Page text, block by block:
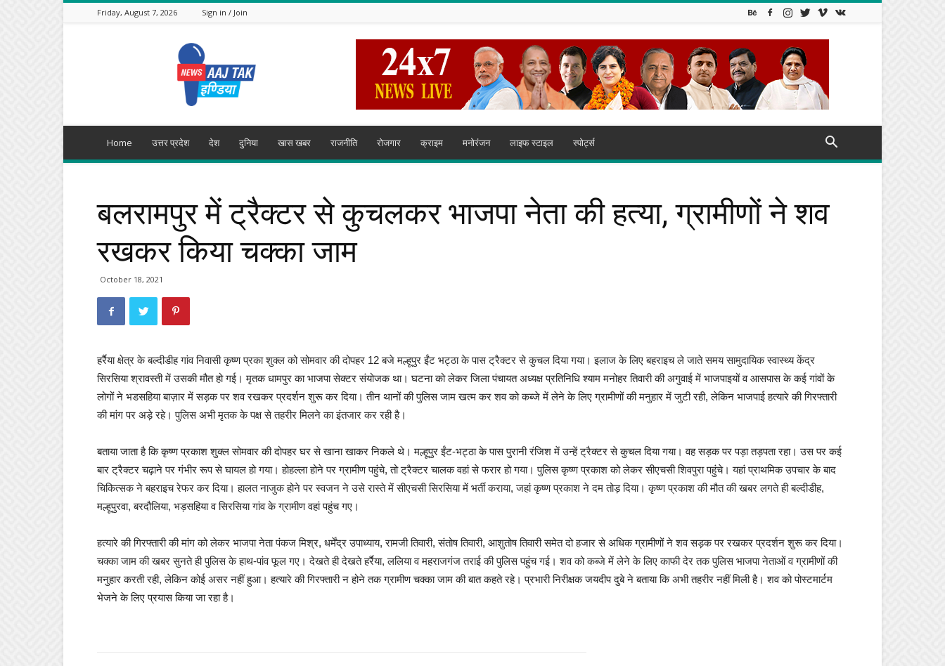
Friday, August 7, 2026 Sign in / Join
India
Home उत्तर प्रदेश देश दुनिया खास खबर राजनीति रोजगार क्राइम मनोरंजन लाइफ स्टाइल स्पोर्ट्स
बलरामपुर में ट्रैक्टर से कुचलकर भाजपा नेता की हत्या, ग्रामीणों ने शव
रखकर किया चक्का जाम
October 18, 2021
हर्रैया क्षेत्र के बल्दीडीह गांव निवासी कृष्ण प्रका शुक्ल को सोमवार की दोपहर 12 बजे मल्हूपुर ईंट भट्ठा के पास ट्रैक्टर से कुचल दिया गया। इलाज के लिए बहराइच ले जाते समय सामुदायिक स्वास्थ्य केंद्र
सिरसिया श्रावस्ती में उसकी मौत हो गई। मृतक धामपुर का भाजपा सेक्टर संयोजक था। घटना को लेकर जिला पंचायत अध्यक्ष प्रतिनिधि श्याम मनोहर तिवारी की अगुवाई में भाजपाइयों व आसपास के कई गांवों के
लोगों ने भडसहिया बाज़ार में सड़क पर शव रखकर प्रदर्शन शुरू कर दिया। तीन थानों की पुलिस जाम खत्म कर शव को कब्जे में लेने के लिए ग्रामीणों की मनुहार में जुटी रही, लेकिन भाजपाई हत्यारे की गिरफ्तारी
की मांग पर अड़े रहे। पुलिस अभी मृतक के पक्ष से तहरीर मिलने का इंतजार कर रही है।
बताया जाता है कि कृष्ण प्रकाश शुक्ल सोमवार की दोपहर घर से खाना खाकर निकले थे। मल्हूपुर ईंट-भट्ठा के पास पुरानी रंजिश में उन्हें ट्रैक्टर से कुचल दिया गया। वह सड़क पर पड़ा तड़पता रहा। उस पर कई
बार ट्रैक्टर चढ़ाने पर गंभीर रूप से घायल हो गया। होहल्ला होने पर ग्रामीण पहुंचे, तो ट्रैक्टर चालक वहां से फरार हो गया। पुलिस कृष्ण प्रकाश को लेकर सीएचसी शिवपुरा पहुंचे। यहां प्राथमिक उपचार के बाद
चिकित्सक ने बहराइच रेफर कर दिया। हालत नाजुक होने पर स्वजन ने उसे रास्ते में सीएचसी सिरसिया में भर्ती कराया, जहां कृष्ण प्रकाश ने दम तोड़ दिया। कृष्ण प्रकाश की मौत की खबर लगते ही बल्दीडीह,
मल्हूपुरवा, बरदौलिया, भड़सहिया व सिरसिया गांव के ग्रामीण वहां पहुंच गए।
हत्यारे की गिरफ्तारी की मांग को लेकर भाजपा नेता पंकज मिश्र, धर्मेंद्र उपाध्याय, रामजी तिवारी, संतोष तिवारी, आशुतोष तिवारी समेत दो हजार से अधिक ग्रामीणों ने शव सड़क पर रखकर प्रदर्शन शुरू कर दिया।
चक्का जाम की खबर सुनते ही पुलिस के हाथ-पांव फूल गए। देखते ही देखते हर्रैया, ललिया व महराजगंज तराई की पुलिस पहुंच गई। शव को कब्जे में लेने के लिए काफी देर तक पुलिस भाजपा नेताओं व ग्रामीणों की
मनुहार करती रही, लेकिन कोई असर नहीं हुआ। हत्यारे की गिरफ्तारी न होने तक ग्रामीण चक्का जाम की बात कहते रहे। प्रभारी निरीक्षक जयदीप दुबे ने बताया कि अभी तहरीर नहीं मिली है। शव को पोस्टमार्टम
भेजने के लिए प्रयास किया जा रहा है।